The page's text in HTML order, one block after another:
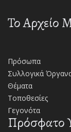
Το Αρχείο
Πρόσωπα
Συλλογικά
Θέματα
Τοποθεσίες
Γεγονότα
Πρόσφατο